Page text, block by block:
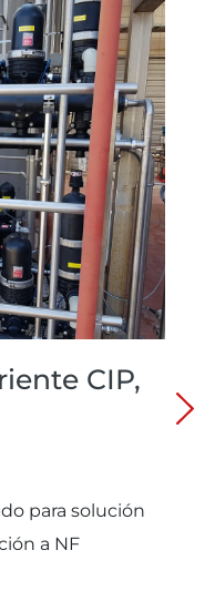
CIP,
para solución
a NF